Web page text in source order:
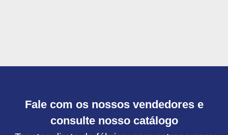
Fale com os nossos vendedores e
consulte nosso catálogo